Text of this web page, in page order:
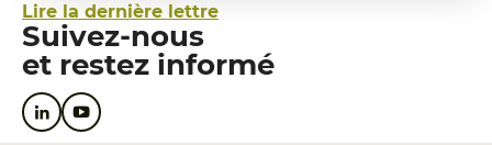
Lire la dernière lettre
Suivez-nous
et restez informé